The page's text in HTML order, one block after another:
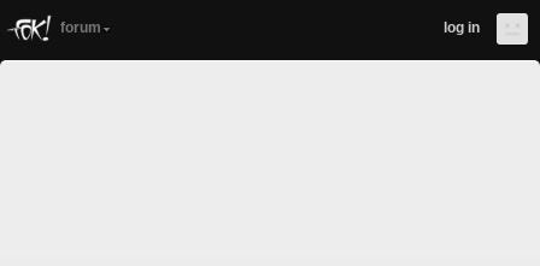
forum log in